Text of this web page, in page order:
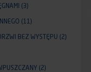
(3)
(11)
BEZ WYSTĘPU (2)
(2)